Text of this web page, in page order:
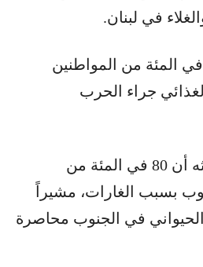
في لبنان.
إلى ذلك، أفاد بأن 24 في المئة من المواطنين
جراء الحرب
وأوضح هاني في حديثه أن 80 في المئة من
بسبب الغارات، مشيراً
الحيواني في الجنوب محاصرة